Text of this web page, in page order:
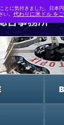
とに気付きました。日本
い。 代わりに米ドル をご